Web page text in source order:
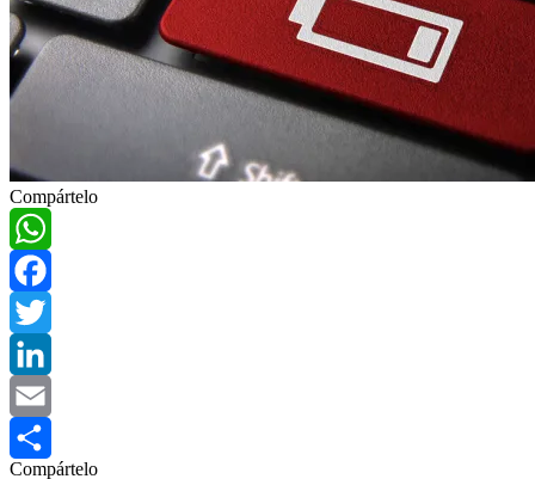
Compártelo
WhatsApp
Facebook
Twitter
LinkedIn
Email
Compártelo